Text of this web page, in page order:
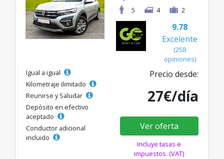
5
4 2
9.78
Excelente
(258
opiniones)
Igual a igual
Kilometraje ilimitado
Reunirse y Saludar
Depósito en efectivo
aceptado
Conductor adicional
incluido
Precio desde:
27€/día
Ver oferta
Incluye tasas e
impuestos. (VAT)